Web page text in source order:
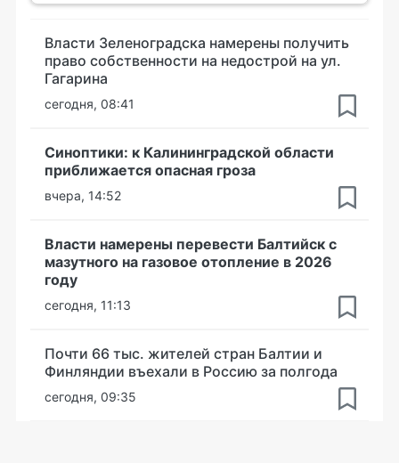
Власти Зеленоградска намерены получить
право собственности на недострой на ул.
Гагарина
сегодня, 08:41
Синоптики: к Калининградской области
приближается опасная гроза
вчера, 14:52
Власти намерены перевести Балтийск с
мазутного на газовое отопление в 2026
году
сегодня, 11:13
Почти 66 тыс. жителей стран Балтии и
Финляндии въехали в Россию за полгода
сегодня, 09:35